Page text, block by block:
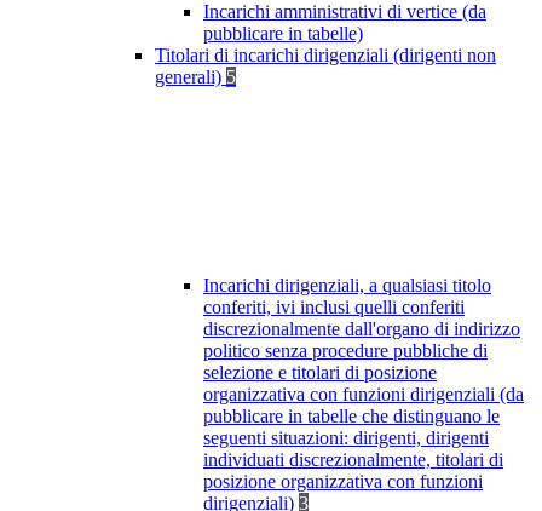
Incarichi amministrativi di vertice (da
pubblicare in tabelle)
Titolari di incarichi dirigenziali (dirigenti non
generali) 5
Incarichi dirigenziali, a qualsiasi titolo
conferiti, ivi inclusi quelli conferiti
discrezionalmente dall'organo di indirizzo
politico senza procedure pubbliche di
selezione e titolari di posizione
organizzativa con funzioni dirigenziali (da
pubblicare in tabelle che distinguano le
seguenti situazioni: dirigenti, dirigenti
individuati discrezionalmente, titolari di
posizione organizzativa con funzioni
dirigenziali) 3